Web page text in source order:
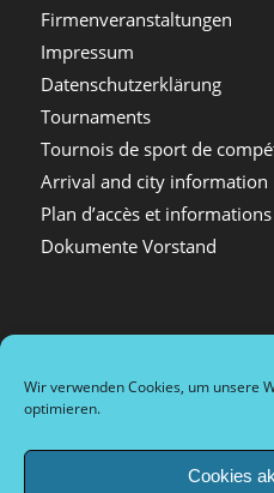
Wir verwenden Cookies, um unsere
optimieren.
Cookies
Firmenveranstaltungen
Impressum
Datenschutzerklärung
Tournaments
Tournois de sport de
Arrival and city information
Plan d’accès et
Dokumente Vorstand
Kategorien
Archiv